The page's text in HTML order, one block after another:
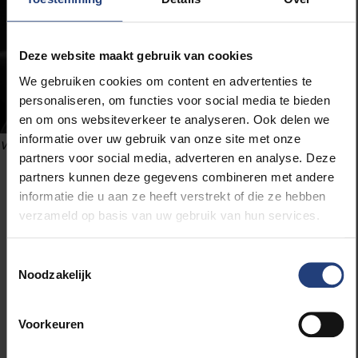
Deze website maakt gebruik van cookies
We gebruiken cookies om content en advertenties te
personaliseren, om functies voor social media te bieden
en om ons websiteverkeer te analyseren. Ook delen we
informatie over uw gebruik van onze site met onze
partners voor social media, adverteren en analyse. Deze
partners kunnen deze gegevens combineren met andere
informatie die u aan ze heeft verstrekt of die ze hebben
verzameld op basis van uw gebruik van hun services.
Noodzakelijk
Voorkeuren
VUB Vicerector Onderzoek & Ontwikkeling Pieter Ballon
Vijf opmerkelijke quotes uit het radio-interview
"Het is een studie waar een student aan onze
"Zelfs als we alleen naar objectieve gegevens zouden